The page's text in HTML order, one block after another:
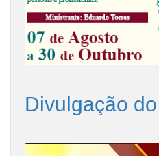
Divulgação